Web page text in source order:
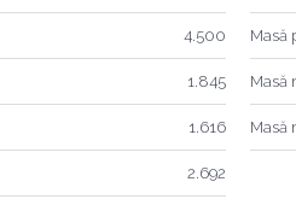
4.500
1.845
1.616
2.692
Masă
Masă
Masă